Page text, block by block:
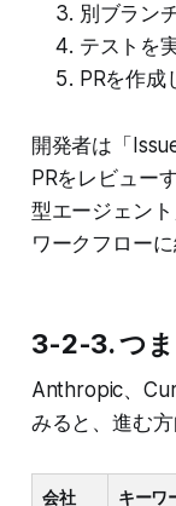
別ブラン
テストを
PRを作成
開発者は「
PRをレビュー
型エージェン
ワークフロー
3-2-3. つま
Anthropic、
みると、進む
会社 キーワ